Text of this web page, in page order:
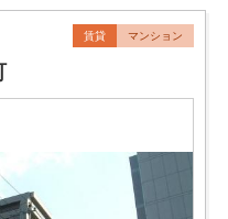
賃貸 マンション